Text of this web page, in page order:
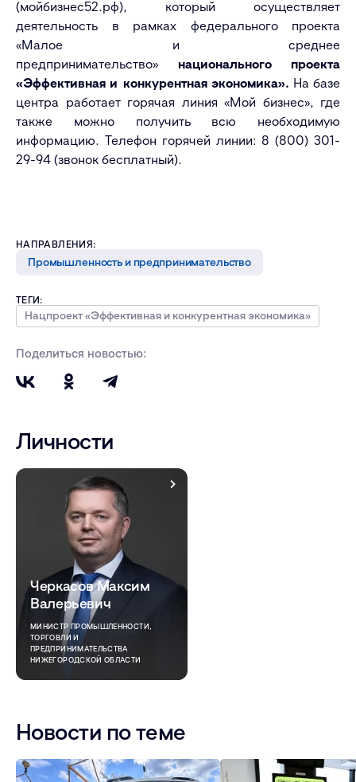
(мойбизнес52.рф), который осуществляет
деятельность в рамках федерального проекта
«Малое и среднее
предпринимательство» национального проекта
«Эффективная и конкурентная экономика». На базе
центра работает горячая линия «Мой бизнес», где
также можно получить всю необходимую
информацию. Телефон горячей линии: 8 (800) 301-
29-94 (звонок бесплатный).
НАПРАВЛЕНИЯ:
Промышленность и предпринимательство
ТЕГИ:
Нацпроект «Эффективная и конкурентная экономика»
Поделиться новостью:
Личности
Черкасов Максим
Валерьевич
МИНИСТР ПРОМЫШЛЕННОСТИ,
ТОРГОВЛИ И
ПРЕДПРИНИМАТЕЛЬСТВА
НИЖЕГОРОДСКОЙ ОБЛАСТИ
Новости по теме